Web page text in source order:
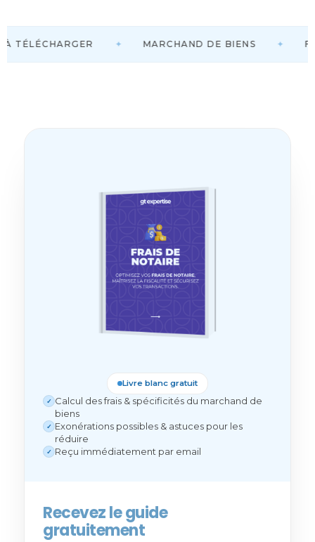
TÉLÉCHARGER ✦ MARCHAND DE BIENS ✦
Livre blanc gratuit
✓ Calcul des frais & spécificités du marchand de
biens
✓ Exonérations possibles & astuces pour les
réduire
✓ Reçu immédiatement par email
Recevez le guide
gratuitement